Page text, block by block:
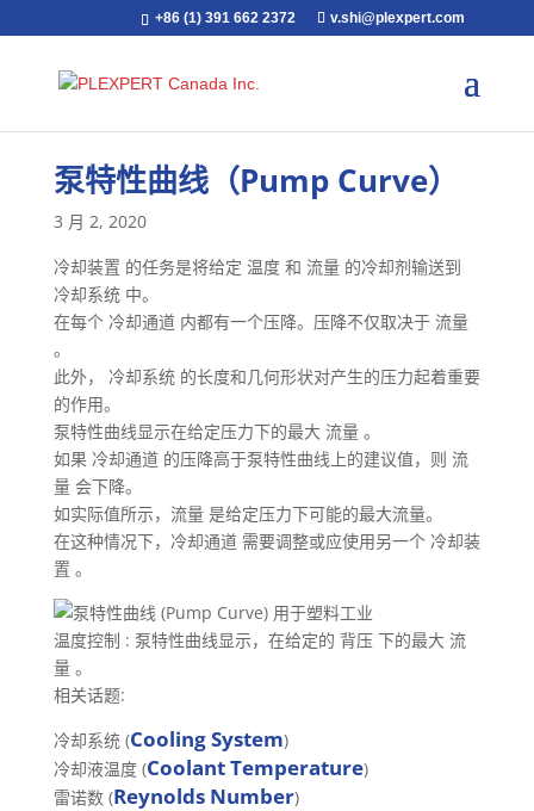
+86 (1) 391 662 2372 v.shi@plexpert.com
泵特性曲线（Pump Curve）
3 月 2, 2020
冷却装置 的任务是将给定 温度 和 流量 的冷却剂输送到
冷却系统 中。
在每个 冷却通道 内都有一个压降。压降不仅取决于 流量
。
此外， 冷却系统 的长度和几何形状对产生的压力起着重要
的作用。
泵特性曲线显示在给定压力下的最大 流量 。
如果 冷却通道 的压降高于泵特性曲线上的建议值，则 流
量 会下降。
如实际值所示，流量 是给定压力下可能的最大流量。
在这种情况下，冷却通道 需要调整或应使用另一个 冷却装
置 。
温度控制 : 泵特性曲线显示，在给定的 背压 下的最大 流
量 。
相关话题:
冷却系统 (Cooling System)
冷却液温度 (Coolant Temperature)
雷诺数 (Reynolds Number)